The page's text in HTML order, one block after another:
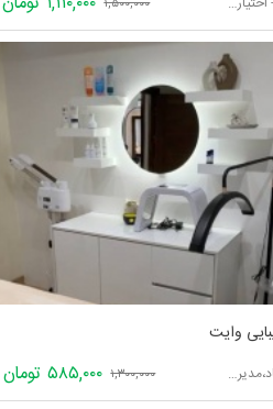
۱,۵۰۰,۰۰۰
وایت
۱,۳۰۰,۰۰۰ ۵۸۵,۰۰۰ تومان